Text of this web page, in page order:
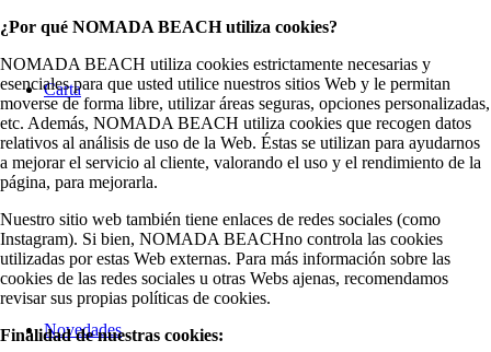
Carta
Novedades
¿Por qué NOMADA BEACH utiliza cookies?
NOMADA BEACH utiliza cookies estrictamente necesarias y
esenciales para que usted utilice nuestros sitios Web y le permitan
moverse de forma libre, utilizar áreas seguras, opciones personalizadas,
etc. Además, NOMADA BEACH utiliza cookies que recogen datos
relativos al análisis de uso de la Web. Éstas se utilizan para ayudarnos
a mejorar el servicio al cliente, valorando el uso y el rendimiento de la
página, para mejorarla.
Nuestro sitio web también tiene enlaces de redes sociales (como
Instagram). Si bien, NOMADA BEACHno controla las cookies
utilizadas por estas Web externas. Para más información sobre las
cookies de las redes sociales u otras Webs ajenas, recomendamos
revisar sus propias políticas de cookies.
Finalidad de nuestras cookies: